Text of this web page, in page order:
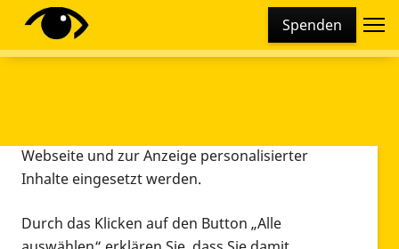
Spenden
Diese Webseite setzt verschiedene Cookies und
Tracking-Tools ein. Dies beinhaltet Cookies und
Webseite und zur Anzeige personalisierter
Inhalte eingesetzt werden.
Durch das Klicken auf den Button „Alle